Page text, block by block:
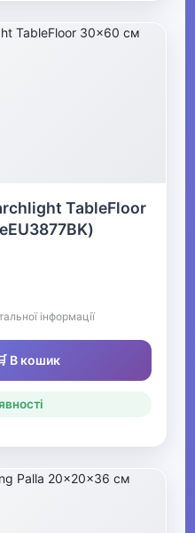
TableFloor
інформації
В кошик